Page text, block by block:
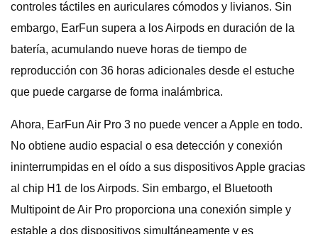
controles táctiles en auriculares cómodos y livianos. Sin
embargo, EarFun supera a los Airpods en duración de la
batería, acumulando nueve horas de tiempo de
reproducción con 36 horas adicionales desde el estuche
que puede cargarse de forma inalámbrica.
Ahora, EarFun Air Pro 3 no puede vencer a Apple en todo.
No obtiene audio espacial o esa detección y conexión
ininterrumpidas en el oído a sus dispositivos Apple gracias
al chip H1 de los Airpods. Sin embargo, el Bluetooth
Multipoint de Air Pro proporciona una conexión simple y
estable a dos dispositivos simultáneamente y es